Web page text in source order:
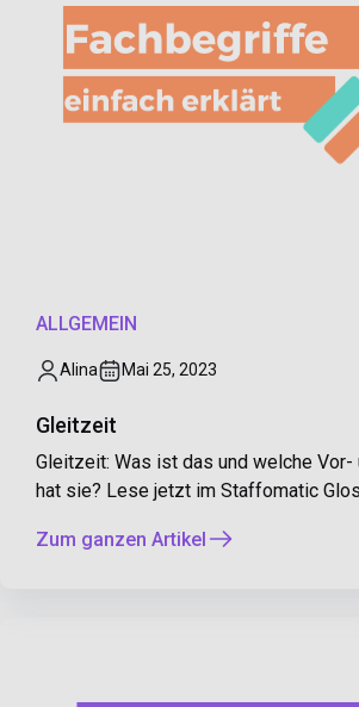
ALLGEMEIN
Alina Mai 25, 2023
Gleitzeit
Gleitzeit: Was ist das und welche Vor-
hat sie? Lese jetzt im Staffomatic
Zum ganzen Artikel